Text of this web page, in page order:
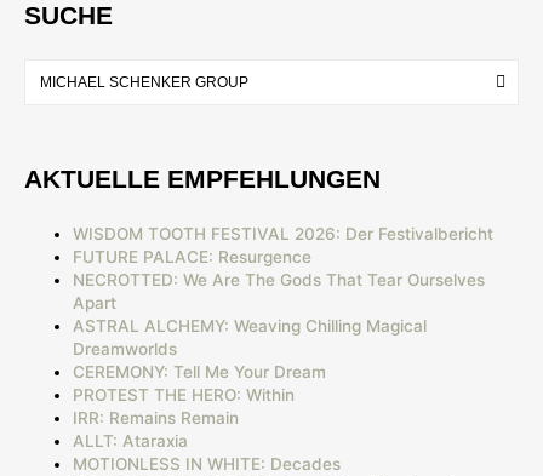
SUCHE
AKTUELLE EMPFEHLUNGEN
WISDOM TOOTH FESTIVAL 2026: Der Festivalbericht
FUTURE PALACE: Resurgence
NECROTTED: We Are The Gods That Tear Ourselves
Apart
ASTRAL ALCHEMY: Weaving Chilling Magical
Dreamworlds
CEREMONY: Tell Me Your Dream
PROTEST THE HERO: Within
IRR: Remains Remain
ALLT: Ataraxia
MOTIONLESS IN WHITE: Decades